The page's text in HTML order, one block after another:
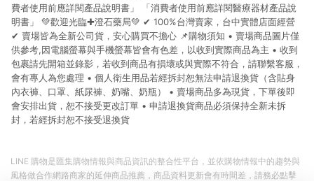
費者使用前應詳閱產品說明書」 「消費者使用前應詳閱醫療器材產品說
明書」 💚歡迎光臨✚澄石藥局💚 ✔ 100%台灣賣家，台中實體店面經營
✔ 賣場皆為全新公司貨，安心購買不擔心 📌購物須知 • 賣場商品圖片僅
供參考,因電腦螢幕與手機螢幕皆會有色差，以收到實際商品為主 • 收到
包裹請先開箱並錄影，若收到商品有損壞或與實際不符合，請聯繫客服，
會有專人為您處理 • 個人衛生用品若經拆封恕無法申請退換貨（含貼身
內衣褲、口罩、紙尿褲、奶嘴、奶瓶） • 賣場商品多為現貨，下單後即
會安排出貨，恕不接受更改訂單 • 申請退換貨商品必須保持全新未拆
封，若經拆封恕不接受退換貨
LINE 購物是匯集購物情報與商品資訊的整合性平台，並依購物情報中的趨勢與
風格做合作網路商家的延伸商品推薦，商品資料更新會有時間差，請務必點擊